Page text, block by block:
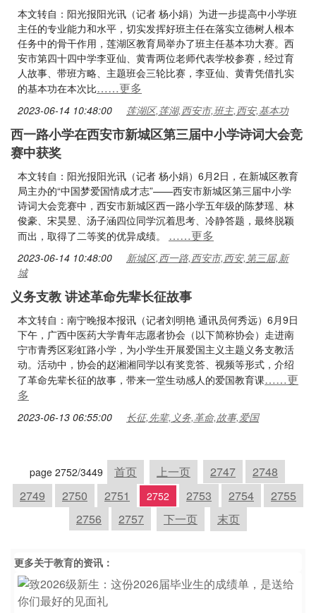
本文转自：阳光报阳光讯（记者 杨小娟）为进一步提高中小学班
主任的专业能力和水平，切实发挥好班主任在落实立德树人根本
任务中的骨干作用，莲湖区教育局举办了班主任基本功大赛。西
安市第四十四中学李亚仙、黄青两位老师代表学校参赛，经过育
人故事、带班方略、主题班会三轮比赛，李亚仙、黄青凭借扎实
的基本功在本次比……更多
2023-06-14 10:48:00 莲湖区,莲湖,西安市,班主,西安,基本功
西一路小学在西安市新城区第三届中小学诗词大会竞
赛中获奖
本文转自：阳光报阳光讯（记者 杨小娟）6月2日，在新城区教育
局主办的“中国梦爱国情成才志”——西安市新城区第三届中小学
诗词大会竞赛中，西安市新城区西一路小学五年级的陈梦瑶、林
俊豪、宋昊昱、汤子涵四位同学沉着思考、冷静答题，最终脱颖
而出，取得了二等奖的优异成绩。 ……更多
2023-06-14 10:48:00
新城区,西一路,西安市,西安,第三届,新
城
义务支教 讲述革命先辈长征故事
本文转自：南宁晚报本报讯（记者刘明艳 通讯员何秀远）6月9日
下午，广西中医药大学青年志愿者协会（以下简称协会）走进南
宁市青秀区彩虹路小学，为小学生开展爱国主义主题义务支教活
动。活动中，协会的赵湘湘同学以有奖竞答、视频等形式，介绍
了革命先辈长征的故事，带来一堂生动感人的爱国教育课……更
多
2023-06-13 06:55:00 长征,先辈,义务,革命,故事,爱国
page 2752/3449 首页 上一页 2747
2748
2749
2750 2751 2752 2753 2754
2755
2756
2757 下一页 末页
更多关于教育的资讯：